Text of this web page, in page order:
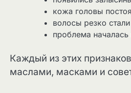
кожа головы
волосы резко
проблема
Каждый из этих
маслами, масками и